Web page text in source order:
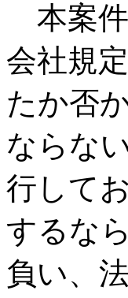
本案
会社規
たか否
ならな
行して
するな
負い、